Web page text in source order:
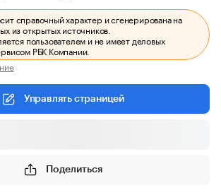
справочный характер и сгенерирована на
из открытых источников.
пользователем и не имеет деловых
РБК Компании.
Управлять страницей
Поделиться